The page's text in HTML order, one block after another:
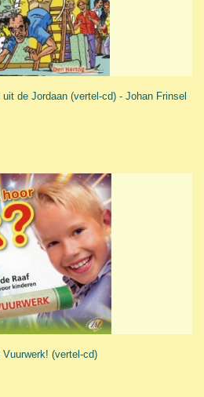
de Jordaan (vertel-cd) - Johan Frinsel
(vertel-cd)